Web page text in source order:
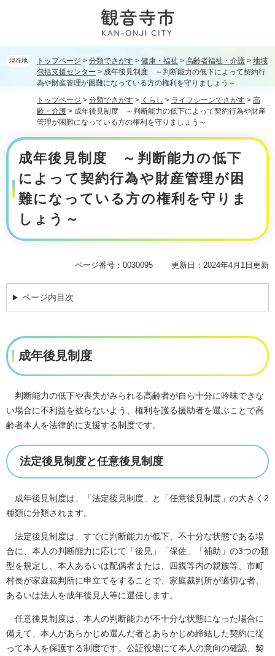
へ
現在地 トップページ > 分類でさがす > 健康・福祉 > 高齢者福祉・介護 > 地域
包括支援センター > 成年後見制度 ～判断能力の低下によって契約行
為や財産管理が困難になっている方の権利を守りましょう～
トップページ > 分類でさがす > くらし > ライフシーンでさがす > 高
齢・介護 > 成年後見制度 ～判断能力の低下によって契約行為や財産
管理が困難になっている方の権利を守りましょう～
本
文
成年後見制度 ～判断能力の低下
によって契約行為や財産管理が困
難になっている方の権利を守りま
しょう～
ページ番号：0030095 更新日：2024年4月1日更新
ページ内目次
成年後見制度
判断能力の低下や喪失がみられる高齢者が自ら十分に吟味できな
い場合に不利益を被らないよう、権利を護る援助者を選ぶことで高
齢者本人を法律的に支援する制度です。
法定後見制度と任意後見制度
成年後見制度は、「法定後見制度」と「任意後見制度」の大きく2
種類に分類されます。
法定後見制度は、すでに判断能力が低下、不十分な状態である場
合に、本人の判断能力に応じて「後見」「保佐」「補助」の3つの類
型を規定し、本人あるいは配偶者または、四親等内の親族等、市町
村長が家庭裁判所に申立てをすることで、家庭裁判所が適切な者、
あるいは法人を成年後見人等に選任します。
任意後見制度は、本人の判断能力が不十分な状態になった場合に
備えて、本人があらかじめ選んだ者とあらかじめ締結した契約に従
って本人を保護する制度です。公証役場にて本人の意向の確認、契